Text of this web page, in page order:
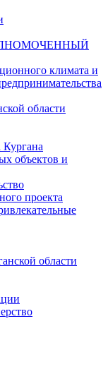
климата и
области
Кургана
объектов и
проекта
области